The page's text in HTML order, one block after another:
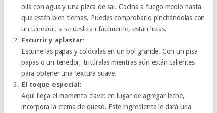
olla con agua y una pizca de sal. Cocina a fuego medio hasta
que estén bien tiernas. Puedes comprobarlo pinchándolas con
un tenedor; si se deslizan fácilmente, están listas.
Escurrir y aplastar:
Escurre las papas y colócalas en un bol grande. Con un pisa
papas o un tenedor, tritúralas mientras aún están calientes
para obtener una textura suave.
El toque especial:
Aquí llega el momento clave: en lugar de agregar leche,
incorpora la crema de queso. Este ingrediente le dará una